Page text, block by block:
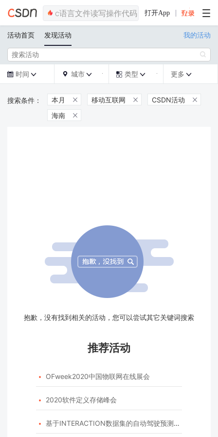
打开App
活动首页 发现活动 我的活动

 时间   城市   类型  更多 
本月  移动互联网  CSDN活动 
海南 
抱歉，没有找到相关的活动，您可以尝试其它关键词搜索
推荐活动
 OFweek2020中国物联网在线展会
 2020软件定义存储峰会
 基于INTERACTION数据集的自动驾驶预测模型挑战赛